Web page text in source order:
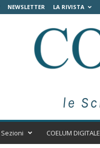
NEWSLETTER LA RIVISTA
Sezioni COELUM DIGITALE